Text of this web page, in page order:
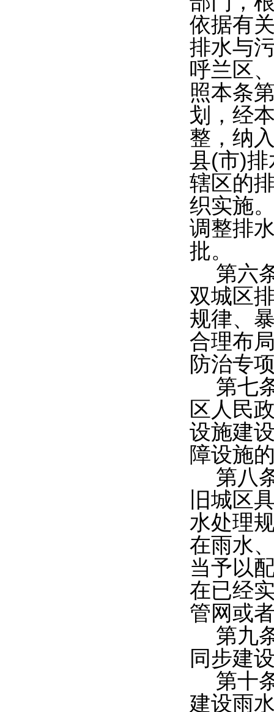
依据有
排水与
呼兰区
照本条
划，经
整，纳
县(市)
辖区的
织实施
调整排
批。
第六
双城区
规律、
合理布
防治专
第七
区人民
设施建
障设施
第八
旧城区
水处理
在雨水
当予以
在已经
管网或
第九
同步建
第十
建设雨